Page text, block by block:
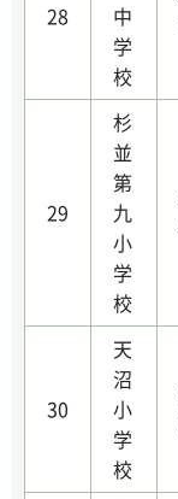
28
中
学
校
29
杉
並
第
九
小
学
校
30
天
沼
小
学
校